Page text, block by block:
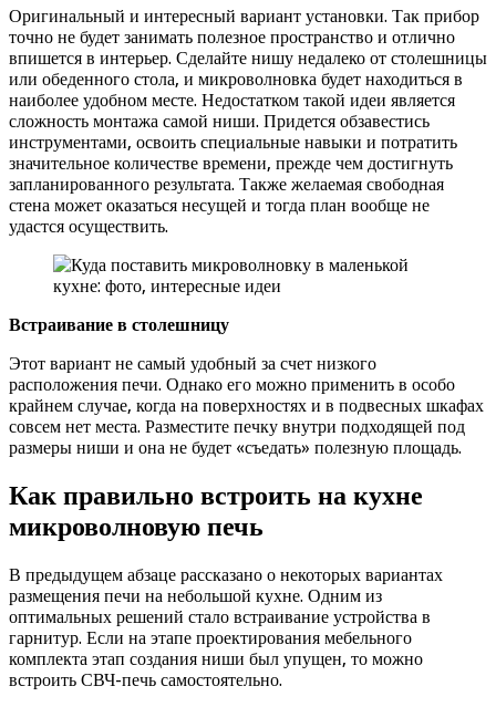
Оригинальный и интересный вариант установки. Так прибор
точно не будет занимать полезное пространство и отлично
впишется в интерьер. Сделайте нишу недалеко от столешницы
или обеденного стола, и микроволновка будет находиться в
наиболее удобном месте. Недостатком такой идеи является
сложность монтажа самой ниши. Придется обзавестись
инструментами, освоить специальные навыки и потратить
значительное количестве времени, прежде чем достигнуть
запланированного результата. Также желаемая свободная
стена может оказаться несущей и тогда план вообще не
удастся осуществить.
Встраивание в столешницу
Этот вариант не самый удобный за счет низкого
расположения печи. Однако его можно применить в особо
крайнем случае, когда на поверхностях и в подвесных шкафах
совсем нет места. Разместите печку внутри подходящей под
размеры ниши и она не будет «съедать» полезную площадь.
Как правильно встроить на кухне
микроволновую печь
В предыдущем абзаце рассказано о некоторых вариантах
размещения печи на небольшой кухне. Одним из
оптимальных решений стало встраивание устройства в
гарнитур. Если на этапе проектирования мебельного
комплекта этап создания ниши был упущен, то можно
встроить СВЧ-печь самостоятельно.